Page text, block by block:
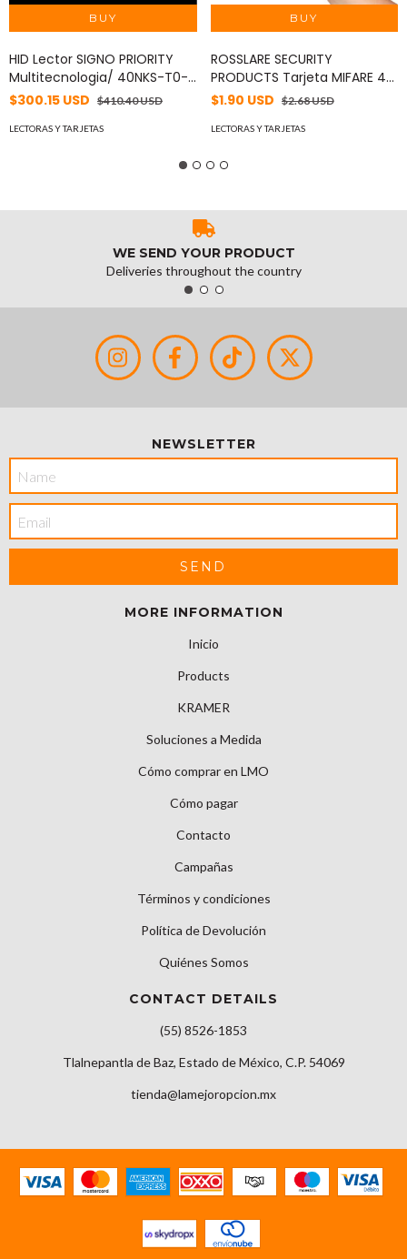
HID Lector SIGNO PRIORITY
Multitecnologia/ 40NKS-T0-
000000/ Garantia de Por
OSDP MOD: RS40SP
$300.15 USD $410.40 USD
LECTORAS Y TARJETAS
ROSSLARE SECURITY
PRODUCTS Tarjeta MIFARE 4K
RT-X45-26A-3000
$1.90 USD $2.68 USD
LECTORAS Y TARJETAS
WE SEND YOUR PRODUCT
Deliveries throughout the country
NEWSLETTER
MORE INFORMATION
Inicio
Products
KRAMER
Soluciones a Medida
Cómo comprar en LMO
Cómo pagar
Contacto
Campañas
Términos y condiciones
Política de Devolución
Quiénes Somos
CONTACT DETAILS
(55) 8526-1853
Tlalnepantla de Baz, Estado de México, C.P. 54069
tienda@lamejoropcion.mx